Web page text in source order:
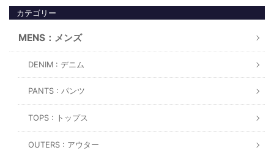
カテゴリー
MENS：メンズ
DENIM : デニム
PANTS : パンツ
TOPS : トップス
OUTERS : アウター